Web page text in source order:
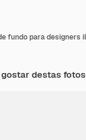
destas fotos